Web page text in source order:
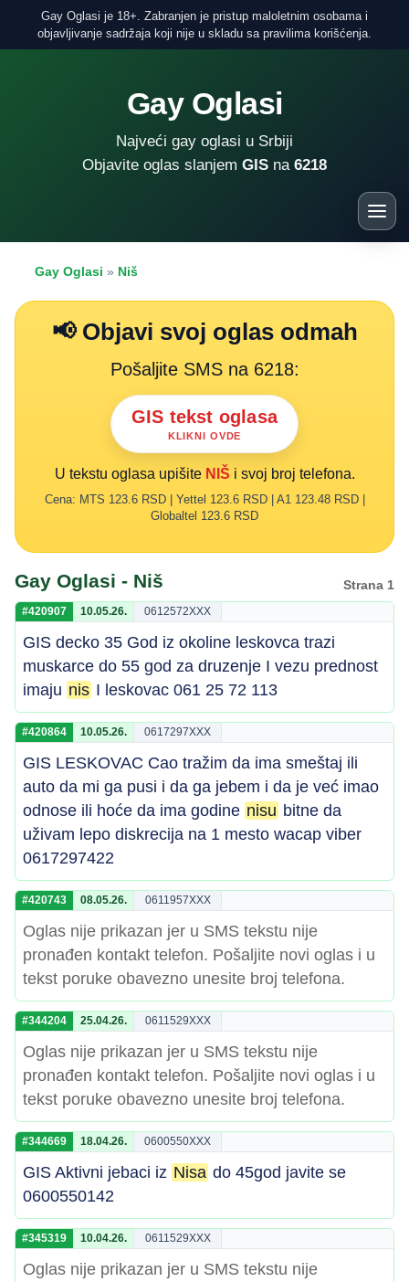
Gay Oglasi je 18+. Zabranjen je pristup maloletnim osobama i
objavljivanje sadržaja koji nije u skladu sa pravilima korišćenja.
Gay Oglasi
Najveći gay oglasi u Srbiji
Objavite oglas slanjem GIS na 6218
Gay Oglasi » Niš
📢 Objavi svoj oglas odmah
Pošaljite SMS na 6218:
GIS tekst oglasa
KLIKNI OVDE
U tekstu oglasa upišite NIŠ i svoj broj telefona.
Cena: MTS 123.6 RSD | Yettel 123.6 RSD | A1 123.48 RSD |
Globaltel 123.6 RSD
Gay Oglasi - Niš Strana 1
#420907 10.05.26. 0612572XXX
GIS decko 35 God iz okoline leskovca trazi
muskarce do 55 god za druzenje I vezu prednost
imaju nis I leskovac 061 25 72 113
#420864 10.05.26. 0617297XXX
GIS LESKOVAC Cao tražim da ima smeštaj ili
auto da mi ga pusi i da ga jebem i da je već imao
odnose ili hoće da ima godine nisu bitne da
uživam lepo diskrecija na 1 mesto wacap viber
0617297422
#420743 08.05.26. 0611957XXX
Oglas nije prikazan jer u SMS tekstu nije
pronađen kontakt telefon. Pošaljite novi oglas i u
tekst poruke obavezno unesite broj telefona.
#344204 25.04.26. 0611529XXX
Oglas nije prikazan jer u SMS tekstu nije
pronađen kontakt telefon. Pošaljite novi oglas i u
tekst poruke obavezno unesite broj telefona.
#344669 18.04.26. 0600550XXX
GIS Aktivni jebaci iz Nisa do 45god javite se
0600550142
#345319 10.04.26. 0611529XXX
Oglas nije prikazan jer u SMS tekstu nije